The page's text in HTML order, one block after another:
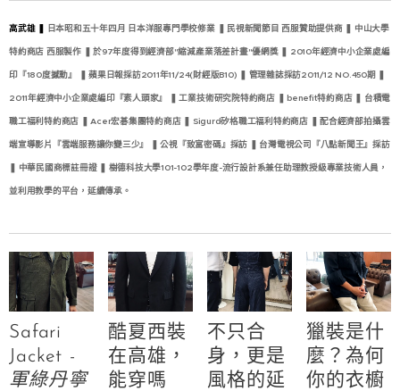
高武雄 ❚ 日本昭和五十年四月 日本洋服專門學校修業 ❚ 民視新聞節目 西服贊助提供商 ❚ 中山大學
特約商店 西服製作 ❚ 於97年度得到經濟部"縮減產業落差計畫"優網獎 ❚ 2010年經濟中小企業處編
印『180度撼動』 ❚ 蘋果日報採訪2011年11/24(財經版B10) ❚ 管理雜誌採訪2011/12 NO.450期 ❚
2011年經濟中小企業處編印『素人頭家』 ❚ 工業技術研究院特約商店 ❚ benefit特約商店 ❚ 台積電
職工福利特約商店 ❚ Acer宏碁集團特約商店 ❚ Sigurd矽格職工福利特約商店 ❚ 配合經濟部拍攝雲
端宣導影片『雲端服務讓你變三少』 ❚ 公視『致富密碼』採訪 ❚ 台灣電視公司『八點新聞王』採訪
❚ 中華民國商標註冊證 ❚ 樹德科技大學101-102學年度-流行設計系兼任助理教授級專業技術人員，
並利用教學的平台，延續傳承。
Safari
Jacket -
軍綠丹寧
酷夏西裝
在高雄，
能穿嗎
不只合
身，更是
風格的延
獵裝是什
麼？為何
你的衣櫥